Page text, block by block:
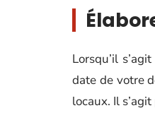
Lorsqu’il
date de votre
locaux. Il